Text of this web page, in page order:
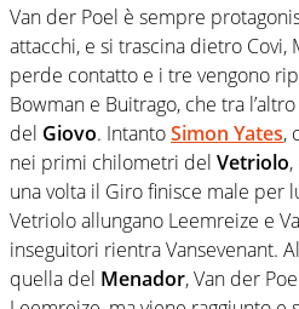
Van der Poel è sempre
attacchi, e si trascina dietro Covi,
perde contatto e i tre vengono
Bowman e Buitrago, che tra
del Giovo. IntantoSimon Yates,
nei primi chilometri del Vetriolo
una volta il Giro finisce male per
Vetriolo allungano Leemreize e
inseguitori rientra Vansevenant.
quella del Menador, Van der